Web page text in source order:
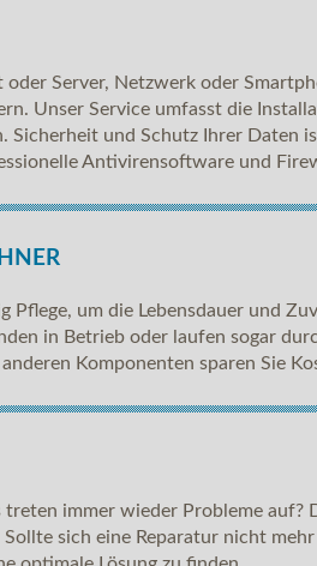
Server, Netzwerk oder
Unser Service umfasst die
Sicherheit und Schutz Ihrer Daten
Antivirensoftware und
um die Lebensdauer und
in Betrieb oder laufen sogar
Komponenten sparen Sie
immer wieder Probleme auf?
sich eine Reparatur nicht